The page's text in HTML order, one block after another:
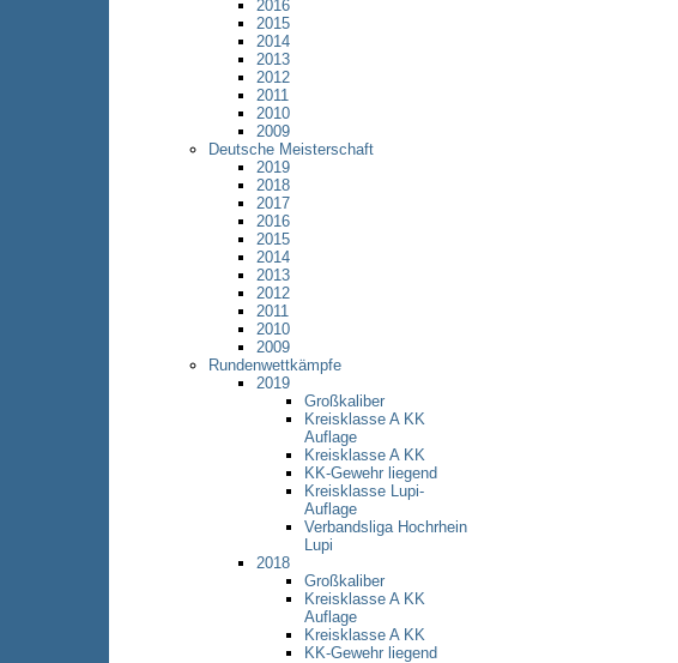
2016
2015
2014
2013
2012
2011
2010
2009
Deutsche Meisterschaft
2019
2018
2017
2016
2015
2014
2013
2012
2011
2010
2009
Rundenwettkämpfe
2019
Großkaliber
Kreisklasse A KK
Auflage
Kreisklasse A KK
KK-Gewehr liegend
Kreisklasse Lupi-
Auflage
Verbandsliga Hochrhein
Lupi
2018
Großkaliber
Kreisklasse A KK
Auflage
Kreisklasse A KK
KK-Gewehr liegend